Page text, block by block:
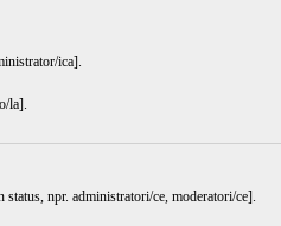
ica].
la].
npr. administratori/ce, moderatori/ce].